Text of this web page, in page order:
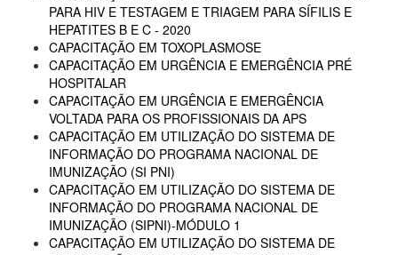
PARA HIV E TESTAGEM E TRIAGEM PARA SÍFILIS E
HEPATITES B E C - 2020
CAPACITAÇÃO EM TOXOPLASMOSE
CAPACITAÇÃO EM URGÊNCIA E EMERGÊNCIA PRÉ
HOSPITALAR
CAPACITAÇÃO EM URGÊNCIA E EMERGÊNCIA
VOLTADA PARA OS PROFISSIONAIS DA APS
CAPACITAÇÃO EM UTILIZAÇÃO DO SISTEMA DE
INFORMAÇÃO DO PROGRAMA NACIONAL DE
IMUNIZAÇÃO (SI PNI)
CAPACITAÇÃO EM UTILIZAÇÃO DO SISTEMA DE
INFORMAÇÃO DO PROGRAMA NACIONAL DE
IMUNIZAÇÃO (SIPNI)-MÓDULO 1
CAPACITAÇÃO EM UTILIZAÇÃO DO SISTEMA DE